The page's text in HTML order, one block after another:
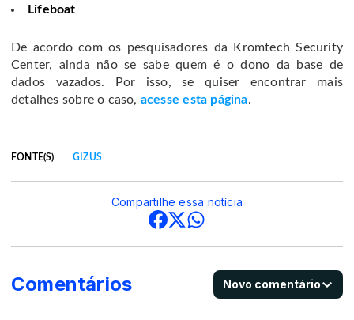
Lifeboat
De acordo com os pesquisadores da Kromtech Security
Center, ainda não se sabe quem é o dono da base de
dados vazados. Por isso, se quiser encontrar mais
detalhes sobre o caso, acesse esta página.
FONTE(S) GIZUS
Compartilhe essa notícia
Comentários Novo comentário